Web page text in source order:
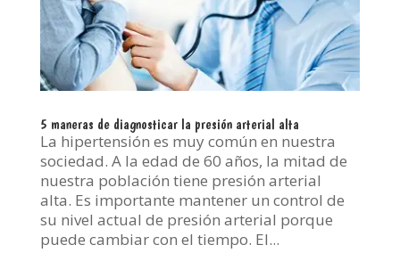
5 maneras de diagnosticar la presión arterial alta
La hipertensión es muy común en nuestra
sociedad. A la edad de 60 años, la mitad de
nuestra población tiene presión arterial
alta. Es importante mantener un control de
su nivel actual de presión arterial porque
puede cambiar con el tiempo. El...